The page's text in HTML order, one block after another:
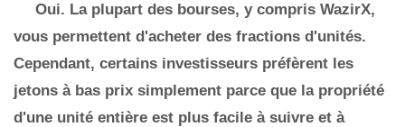
Oui. La plupart des bourses, y compris WazirX,
vous permettent d'acheter des fractions d'unités.
Cependant, certains investisseurs préfèrent les
jetons à bas prix simplement parce que la propriété
d'une unité entière est plus facile à suivre et à